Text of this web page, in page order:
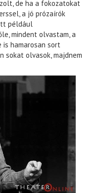
de ha a fokozatokat
a jó prózaírók
például
mindent olvastam, a
hamarosan sort
sokat olvasok, majdnem